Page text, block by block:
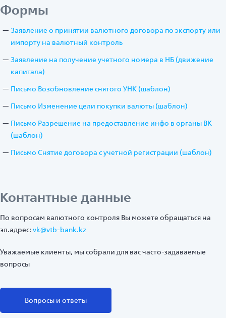
Формы
Заявление о принятии валютного договора по экспорту или
импорту на валютный контроль
Заявление на получение учетного номера в НБ (движение
капитала)
Письмо Возобновление снятого УНК (шаблон)
Письмо Изменение цели покупки валюты (шаблон)
Письмо Разрешение на предоставление инфо в органы ВК
(шаблон)
Письмо Снятие договора с учетной регистрации (шаблон)
Контантные данные
По вопросам валютного контроля Вы можете обращаться на
эл.адрес: vk@vtb-bank.kz
Уважаемые клиенты, мы собрали для вас часто-задаваемые
вопросы
Вопросы и ответы